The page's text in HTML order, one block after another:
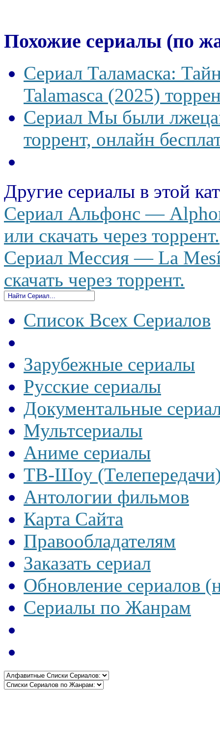
Похожие сериалы (по
Сериал Таламаска:
Talamasca (2025)
Сериал Мы были
торрент, онлайн
Другие сериалы в этой
Сериал Альфонс —
или скачать через торрент.
Сериал Мессия — La
скачать через торрент.
Список Всех Сериалов
Зарубежные сериалы
Русские сериалы
Документальные
Мультсериалы
Аниме сериалы
ТВ-Шоу
Антологии фильмов
Карта Сайта
Правообладателям
Заказать сериал
Обновление сериалов
Сериалы по Жанрам